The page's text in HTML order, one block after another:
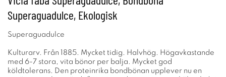
Superaguadulce, Ekologisk
Superaguadulce
Kulturarv. Från 1885. Mycket tidig. Halvhög. Högavkastande
med 6-7 stora, vita bönor per balja. Mycket god
köldtolerans. Den proteinrika bondbönan upplever nu en